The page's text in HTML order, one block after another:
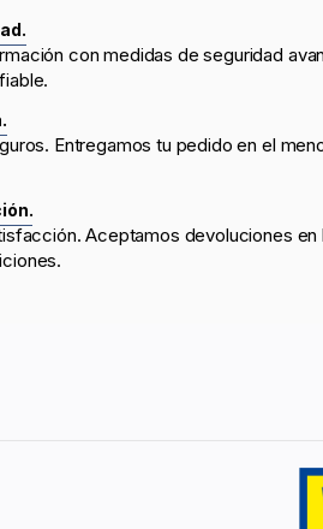
con medidas de seguridad
Entregamos tu pedido en el
Aceptamos devoluciones en